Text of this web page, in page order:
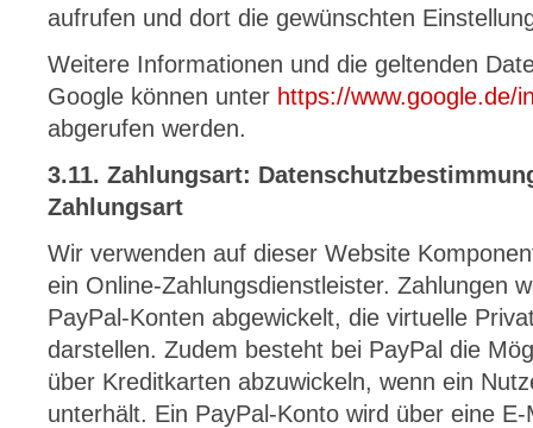
aufrufen und dort die gewünschten
Weitere Informationen und die geltenden
Google können unter https://www.google.de/
abgerufen werden.
3.11. Zahlungsart:
Zahlungsart
Wir verwenden auf dieser Website
ein Online-Zahlungsdienstleister. Zahlungen
PayPal-Konten abgewickelt, die virtuelle
darstellen. Zudem besteht bei PayPal die
über Kreditkarten abzuwickeln, wenn ein
unterhält. Ein PayPal-Konto wird über eine